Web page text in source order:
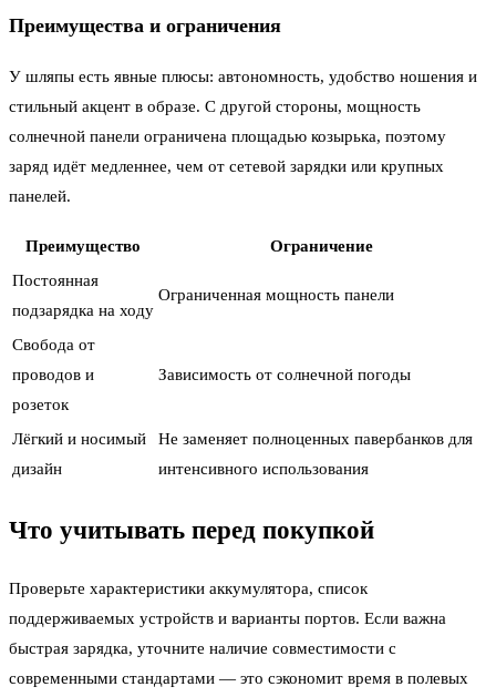
Преимущества и ограничения
У шляпы есть явные плюсы: автономность, удобство ношения и
стильный акцент в образе. С другой стороны, мощность
солнечной панели ограничена площадью козырька, поэтому
заряд идёт медленнее, чем от сетевой зарядки или крупных
панелей.
Преимущество
Ограничение
Постоянная
подзарядка на ходу
Ограниченная мощность панели
Свобода от
проводов и
розеток
Зависимость от солнечной погоды
Лёгкий и носимый
дизайн
Не заменяет полноценных павербанков для
интенсивного использования
Что учитывать перед покупкой
Проверьте характеристики аккумулятора, список
поддерживаемых устройств и варианты портов. Если важна
быстрая зарядка, уточните наличие совместимости с
современными стандартами — это сэкономит время в полевых